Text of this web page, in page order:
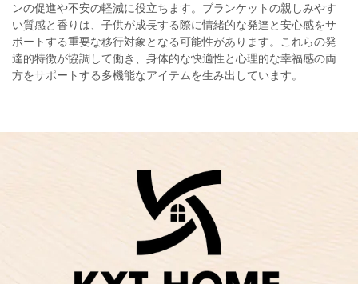
ンの促進や不安の軽減に役立ちます。ブランケットの親しみやす
い質感と香りは、子供が成長する際に情緒的な発達と安心感をサ
ポートする重要な移行対象となる可能性があります。これらの発
達的特徴が協調して働き、身体的な快適性と心理的な幸福感の両
方をサポートする多機能なアイテムを生み出しています。